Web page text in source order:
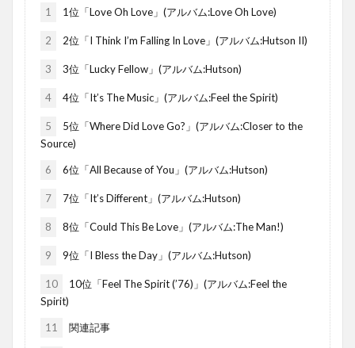
1 1位「Love Oh Love」(アルバム:Love Oh Love)
2 2位「I Think I’m Falling In Love」(アルバム:Hutson II)
3 3位「Lucky Fellow」(アルバム:Hutson)
4 4位「It’s The Music」(アルバム:Feel the Spirit)
5
5位「Where Did Love Go?」(アルバム:Closer to the
Source)
6 6位「All Because of You」(アルバム:Hutson)
7 7位「It’s Different」(アルバム:Hutson)
8 8位「Could This Be Love」(アルバム:The Man!)
9 9位「I Bless the Day」(アルバム:Hutson)
10
10位「Feel The Spirit (’76)」(アルバム:Feel the
Spirit)
11 関連記事